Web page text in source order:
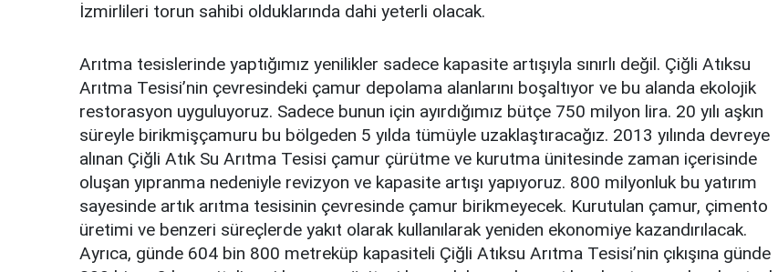
İzmirlileri torun sahibi olduklarında dahi yeterli olacak.
Arıtma tesislerinde yaptığımız yenilikler sadece kapasite artışıyla sınırlı değil. Çiğli Atıksu
Arıtma Tesisi’nin çevresindeki çamur depolama alanlarını boşaltıyor ve bu alanda ekolojik
restorasyon uyguluyoruz. Sadece bunun için ayırdığımız bütçe 750 milyon lira. 20 yılı aşkın
süreyle birikmişçamuru bu bölgeden 5 yılda tümüyle uzaklaştıracağız. 2013 yılında devreye
alınan Çiğli Atık Su Arıtma Tesisi çamur çürütme ve kurutma ünitesinde zaman içerisinde
oluşan yıpranma nedeniyle revizyon ve kapasite artışı yapıyoruz. 800 milyonluk bu yatırım
sayesinde artık arıtma tesisinin çevresinde çamur birikmeyecek. Kurutulan çamur, çimento
üretimi ve benzeri süreçlerde yakıt olarak kullanılarak yeniden ekonomiye kazandırılacak.
Ayrıca, günde 604 bin 800 metreküp kapasiteli Çiğli Atıksu Arıtma Tesisi’nin çıkışına günde